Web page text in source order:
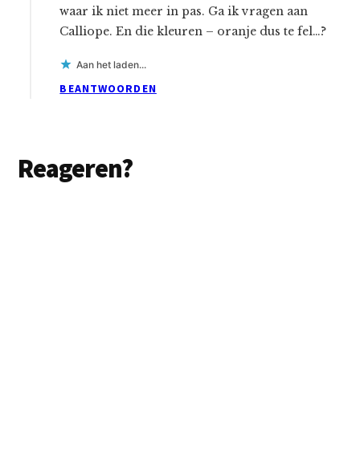
waar ik niet meer in pas. Ga ik vragen aan
Calliope. En die kleuren – oranje dus te fel…?
Aan het laden...
BEANTWOORDEN
Reageren?